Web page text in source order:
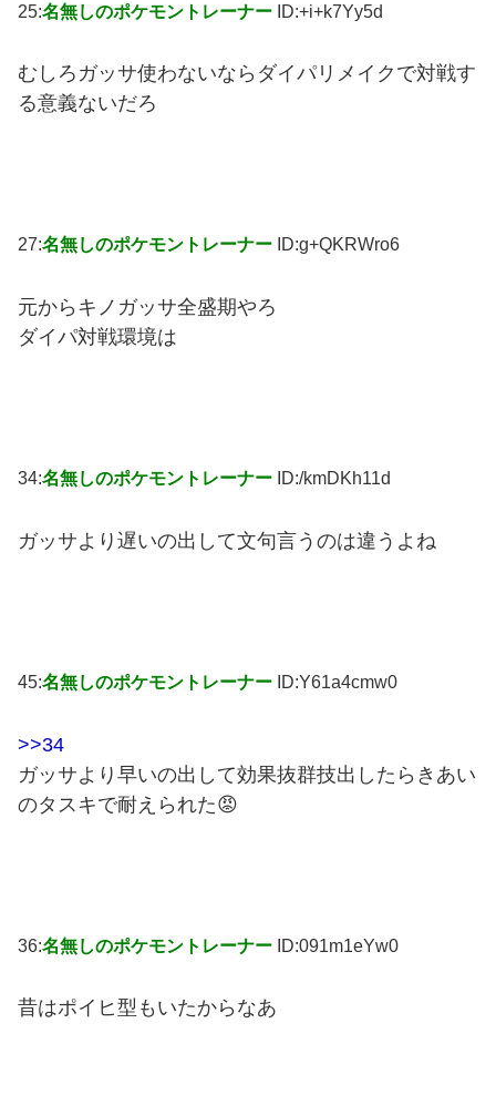
25:名無しのポケモントレーナー ID:+i+k7Yy5d
むしろガッサ使わないならダイパリメイクで対戦す
る意義ないだろ
27:名無しのポケモントレーナー ID:g+QKRWro6
元からキノガッサ全盛期やろ
ダイパ対戦環境は
34:名無しのポケモントレーナー ID:/kmDKh11d
ガッサより遅いの出して文句言うのは違うよね
45:名無しのポケモントレーナー ID:Y61a4cmw0
>>34
ガッサより早いの出して効果抜群技出したらきあい
のタスキで耐えられた😡
36:名無しのポケモントレーナー ID:091m1eYw0
昔はポイヒ型もいたからなあ